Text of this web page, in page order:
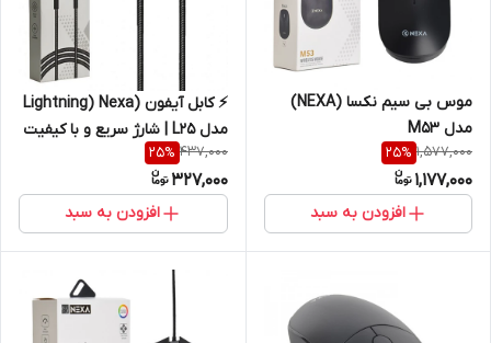
موس بی سیم نکسا (NEXA)
مدل M53
1,577,000
25%
1,177,000
افزودن به سبد
⚡ کابل آیفون (Lightning) Nexa
مدل L25 | شارژ سریع و با کیفیت
بالا
437,000
25%
327,000
افزودن به سبد